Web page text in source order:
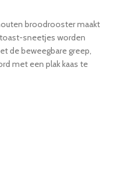
broodrooster maakt
sneetjes worden
de beweegbare greep,
met een plak kaas te
voldoen. De
gescheiden met het
aanklikknop aan de